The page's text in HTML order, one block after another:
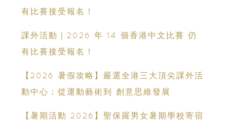
有比賽接受報名！
課外活動｜2026 年 14 個香港中文比賽 仍
有比賽接受報名！
【2026 暑假攻略】嚴選全港三大頂尖課外活
動中心：從運動藝術到 創意思維發展
【暑期活動 2026】聖保羅男女暑期學校寄宿